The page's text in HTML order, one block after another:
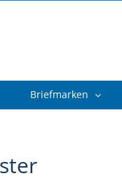
Briefmarken